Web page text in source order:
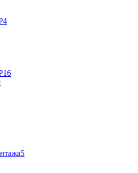
4
16
5